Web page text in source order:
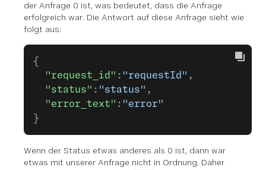
der Anfrage 0 ist, was bedeutet, dass die Anfrage
erfolgreich war. Die Antwort auf diese Anfrage sieht wie
folgt aus:
{
  "request_id"
: "requestId" ,
  "status"
: "status" ,
  "error_text"
: "error"
}
Wenn der Status etwas anderes als 0 ist, dann war
etwas mit unserer Anfrage nicht in Ordnung. Daher